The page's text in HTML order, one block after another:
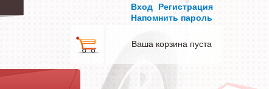
Вход
Регистрация
Напомнить пароль
Ваша корзина пуста